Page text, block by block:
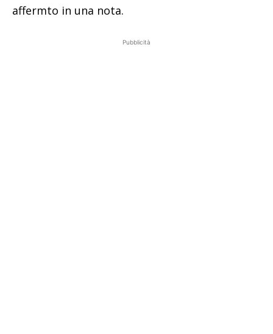
affermto in una nota.
Pubblicità